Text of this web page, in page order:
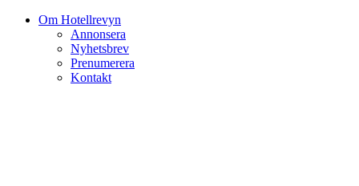
Om Hotellrevyn
Annonsera
Nyhetsbrev
Prenumerera
Kontakt